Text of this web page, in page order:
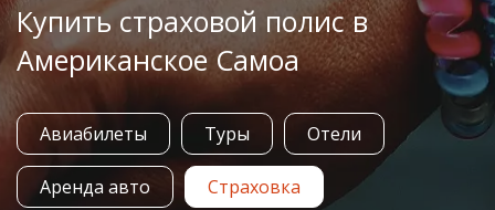
Купить страховой полис в
Американское Самоа
Авиабилеты Туры Отели
Аренда авто Страховка